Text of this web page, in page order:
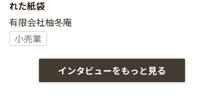
れた紙袋
有限会社柚冬庵
小売業
インタビューをもっと見る